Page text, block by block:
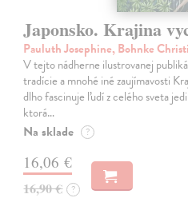
Japonsko. Krajina
Pauluth Josephine, Bohnke
V tejto nádherne ilustrovanej
tradície a mnohé iné zaujímavosti
dlho fascinuje ľudí z celého sveta
ktorá…
Na sklade ?
16,06 €
16,90 € ?